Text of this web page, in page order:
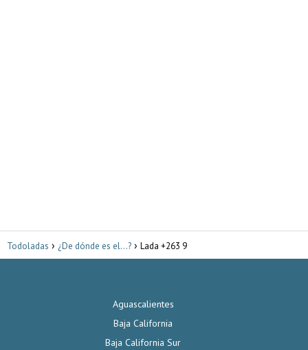
Todoladas ¿De dónde es el...? Lada +263 9
Aguascalientes
Baja California
Baja California Sur